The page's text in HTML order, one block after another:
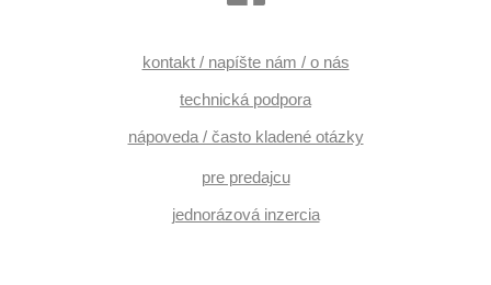
kontakt / napíšte nám / o nás
technická podpora
nápoveda / často kladené otázky
pre predajcu
jednorázová inzercia